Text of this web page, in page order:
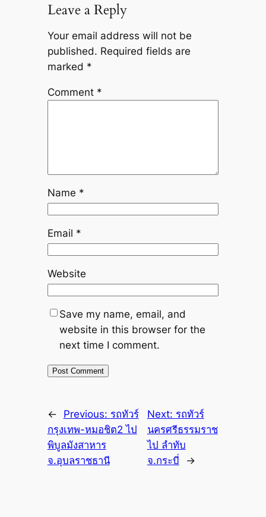
Leave a Reply
Your email address will not be
published. Required fields are
marked *
Comment *
Name *
Email *
Website
Save my name, email, and
website in this browser for the
next time I comment.
← Previous: รถทัวร์
กรุงเทพ-หมอชิต2 ไป
พิบูลมังสาหาร
จ.อุบลราชธานี
Next: รถทัวร์
นครศรีธรรมราช
ไป ลำทับ
จ.กระบี่
→